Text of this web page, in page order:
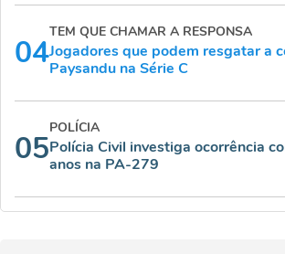
04
TEM QUE CHAMAR A RESPONSA
Jogadores que podem resgatar a
Paysandu na Série C
05
POLÍCIA
Polícia Civil investiga ocorrência
anos na PA-279